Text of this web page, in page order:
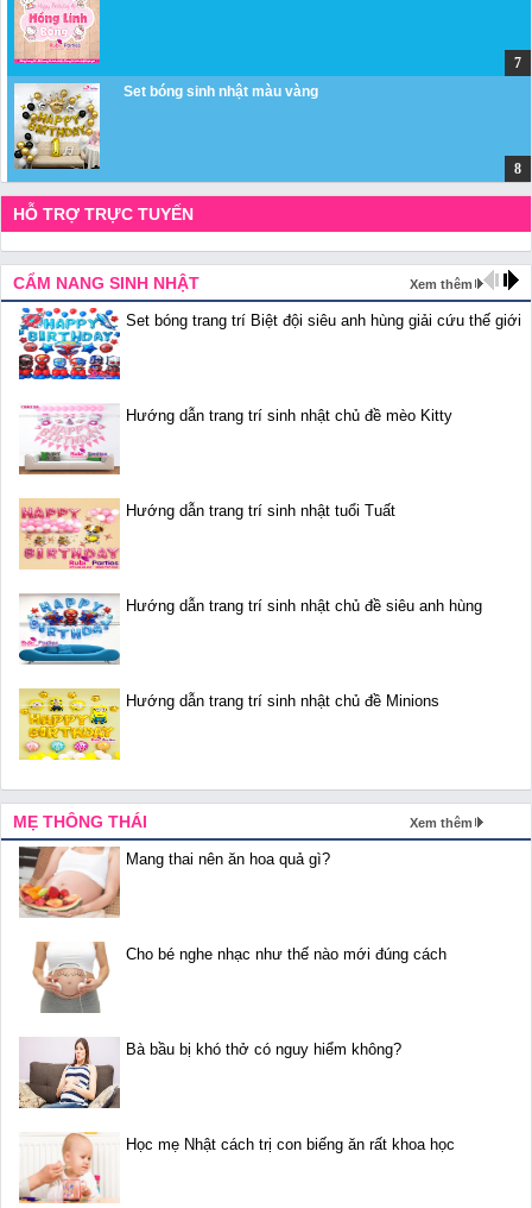
Set bóng sinh nhật màu vàng
HỖ TRỢ TRỰC TUYẾN
CẨM NANG SINH NHẬT Xem thêm
Set bóng trang trí Biệt đội siêu anh hùng giải cứu thế giới
Hướng dẫn trang trí sinh nhật chủ đề mèo Kitty
Hướng dẫn trang trí sinh nhật tuổi Tuất
Hướng dẫn trang trí sinh nhật chủ đề siêu anh hùng
Hướng dẫn trang trí sinh nhật chủ đề Minions
MẸ THÔNG THÁI Xem thêm
Mang thai nên ăn hoa quả gì?
Cho bé nghe nhạc như thế nào mới đúng cách
Bà bầu bị khó thở có nguy hiểm không?
Học mẹ Nhật cách trị con biếng ăn rất khoa học